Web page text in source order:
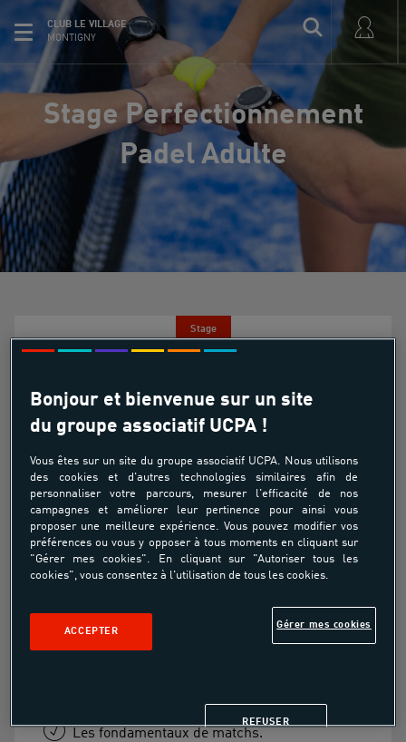
CLUB LE VILLAGE
MONTIGNY
Stage Perfectionnement
Padel Adulte
Stage
Stage Perfectionnement Padel
Adulte
À partir de
100.00€
Découverte et approfondissement de jeu avec
Découverte et approfondissement des coups
d'attaque.
Les fondamentaux de matchs.
Bonjour et bienvenue sur un site
du groupe associatif UCPA !
Vous êtes sur un site du groupe associatif UCPA. Nous utilisons
des cookies et d'autres technologies similaires afin de
personnaliser votre parcours, mesurer l'efficacité de nos
campagnes et améliorer leur pertinence pour ainsi vous
proposer une meilleure expérience. Vous pouvez modifier vos
préférences ou vous y opposer à tous moments en cliquant sur
"Gérer mes cookies". En cliquant sur "Autoriser tous les
cookies", vous consentez à l'utilisation de tous les cookies.
Gérer mes cookies
REFUSER
ACCEPTER